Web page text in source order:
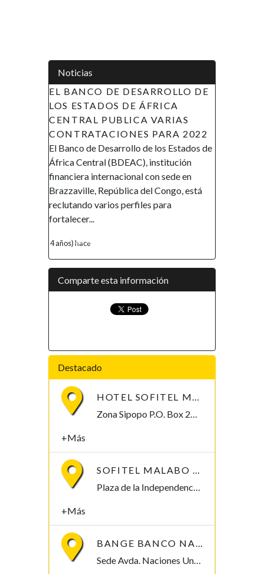
Noticias
DE DESARROLLO DE
ESTADOS DE ÁFRICA
PUBLICA VARIAS
PARA 2022
de Desarrollo de los Estados de
Central (BDEAC), institución
internacional con sede en
República del Congo, está
varios perfiles para
GUINEA ECUATORIAL
PRESENTA LA
INVESTINEGENERGY
ATRAER
SECTOR ENERGÉ
En la conferencia
Houston , Texas (USA⁩ ⁦⁦), el
Minas e Hidrocarburos de
Ecuatorial , Gabriel Obiang
Comparte esta información
Destacado
+Más
+Más